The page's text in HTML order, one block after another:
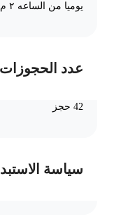
يوميا من الساعه ٢ م الي ٩ م
عدد الحجوزات
سياسة